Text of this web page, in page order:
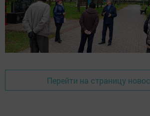
Перейти на страницу